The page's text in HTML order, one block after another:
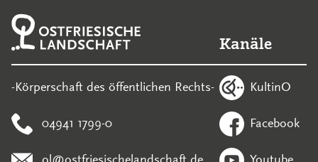
-Körperschaft des öffentlichen Rechts-
04941 1799-0
ol@ostfriesischelandschaft.de
Kanäle
KultinO
Facebook
Youtube